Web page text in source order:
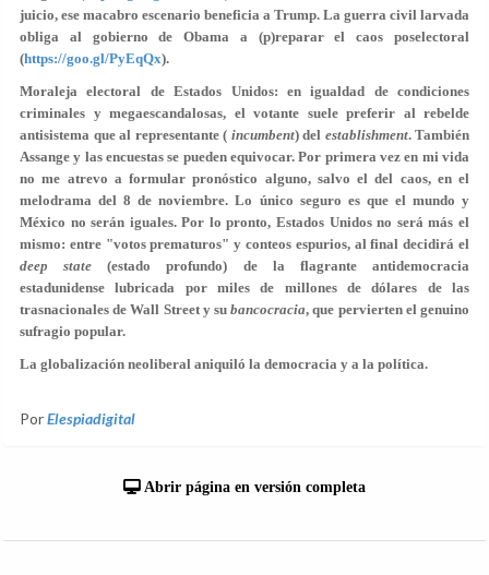
juicio, ese macabro escenario beneficia a Trump. La guerra civil larvada
obliga al gobierno de Obama a (p)reparar el caos poselectoral
(https://goo.gl/PyEqQx).
Moraleja electoral de Estados Unidos: en igualdad de condiciones
criminales y megaescandalosas, el votante suele preferir al rebelde
antisistema que al representante ( incumbent) del establishment. También
Assange y las encuestas se pueden equivocar. Por primera vez en mi vida
no me atrevo a formular pronóstico alguno, salvo el del caos, en el
melodrama del 8 de noviembre. Lo único seguro es que el mundo y
México no serán iguales. Por lo pronto, Estados Unidos no será más el
mismo: entre "votos prematuros" y conteos espurios, al final decidirá el
deep state(estado profundo) de la flagrante antidemocracia
estadunidense lubricada por miles de millones de dólares de las
trasnacionales de Wall Street y subancocracia, que pervierten el genuino
sufragio popular.
La globalización neoliberal aniquiló la democracia y a la política.
PorElespiadigital
Abrir página en versión completa